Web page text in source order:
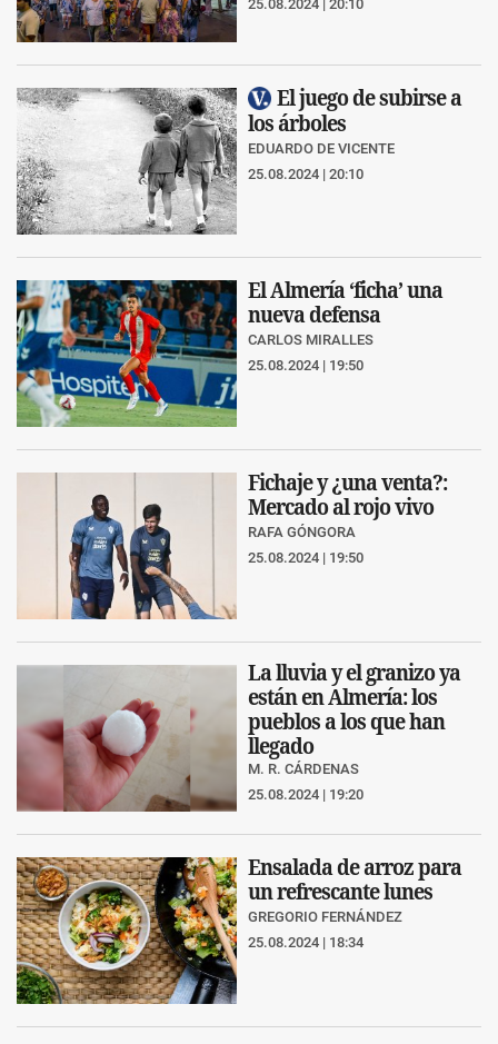
25.08.2024 | 20:10
El juego de subirse a
los árboles
EDUARDO DE VICENTE
25.08.2024 | 20:10
El Almería ‘ficha’ una
nueva defensa
CARLOS MIRALLES
25.08.2024 | 19:50
Fichaje y ¿una venta?:
Mercado al rojo vivo
RAFA GÓNGORA
25.08.2024 | 19:50
La lluvia y el granizo ya
están en Almería: los
pueblos a los que han
llegado
M. R. CÁRDENAS
25.08.2024 | 19:20
Ensalada de arroz para
un refrescante lunes
GREGORIO FERNÁNDEZ
25.08.2024 | 18:34